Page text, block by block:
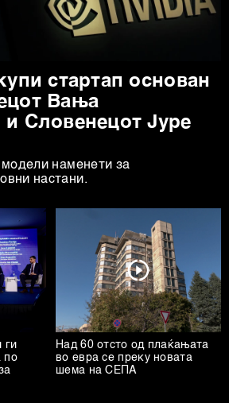
стартап основан
Вања
Словенецот Јуре
наменети за
настани.
ги
по
Над 60 отсто од плаќањата
во евра се преку новата
шема на СЕПА